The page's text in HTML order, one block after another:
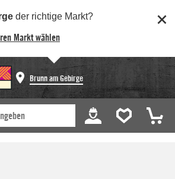
der richtige Markt?
Markt wählen
Brunn am Gebirge